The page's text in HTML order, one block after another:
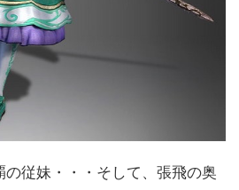
従妹・・・そして、張飛の奥